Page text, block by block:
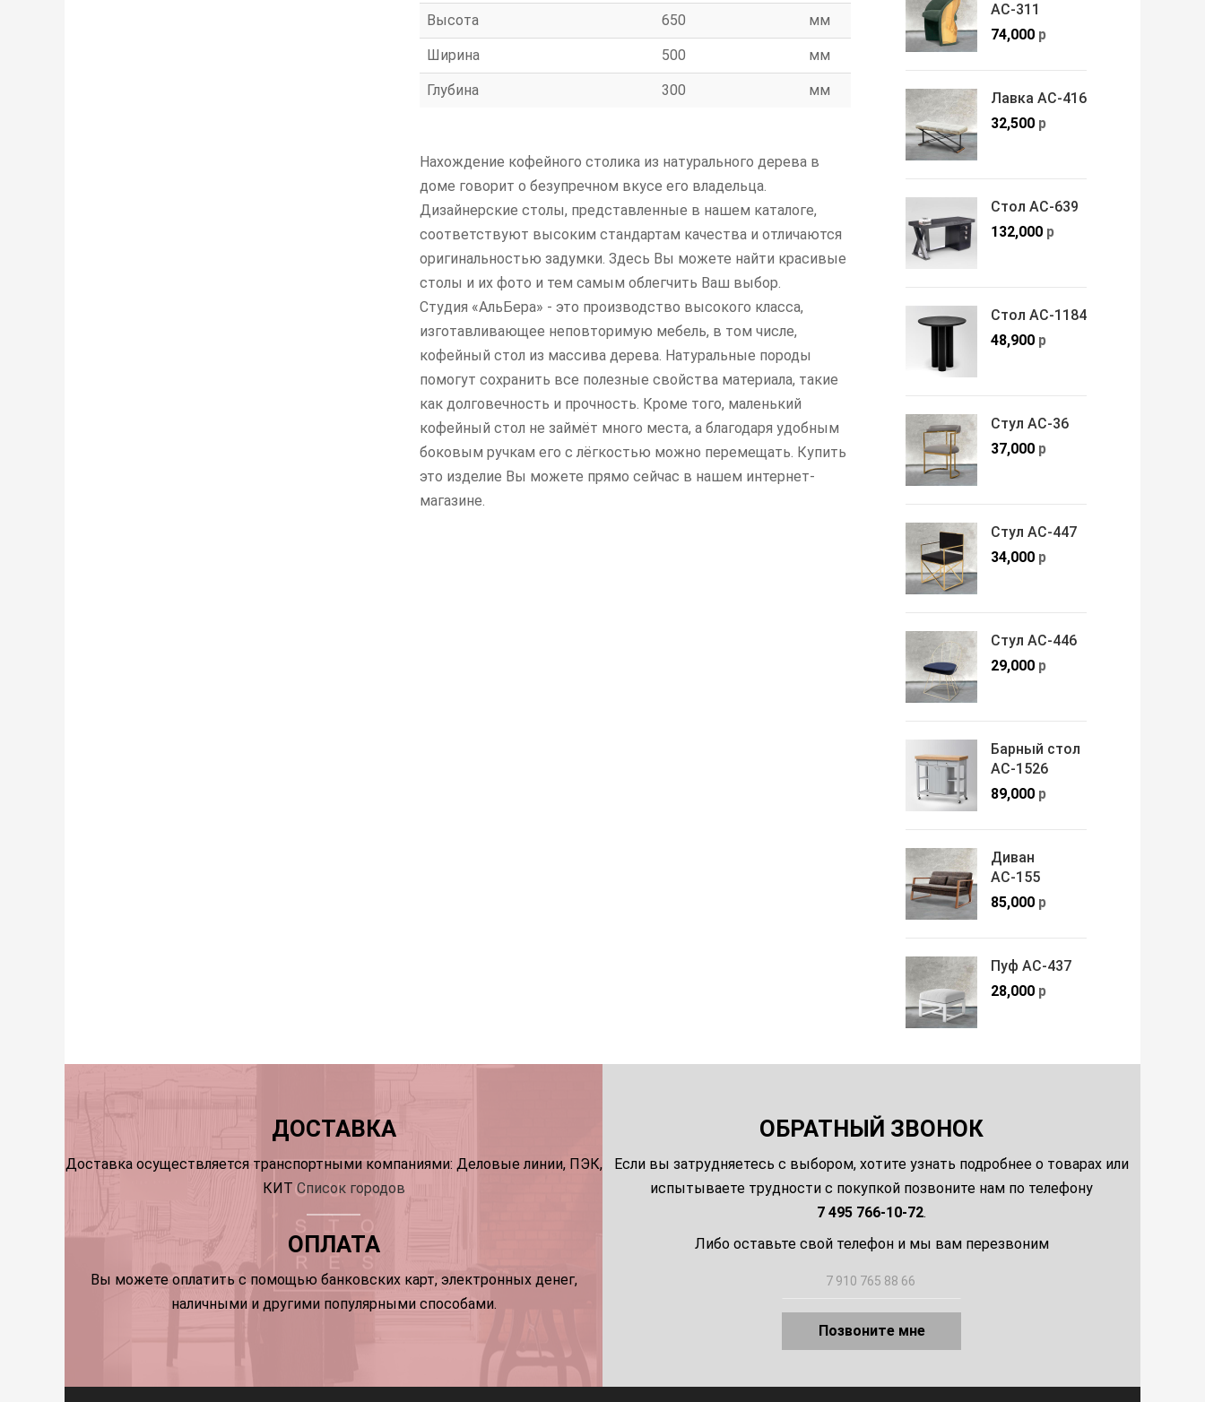
Высота 650 мм
Ширина 500 мм
Глубина 300 мм
Нахождение кофейного столика из натурального дерева в
доме говорит о безупречном вкусе его владельца.
Дизайнерские столы, представленные в нашем каталоге,
соответствуют высоким стандартам качества и отличаются
оригинальностью задумки. Здесь Вы можете найти красивые
столы и их фото и тем самым облегчить Ваш выбор.
Студия «АльБера» - это производство высокого класса,
изготавливающее неповторимую мебель, в том числе,
кофейный стол из массива дерева. Натуральные породы
помогут сохранить все полезные свойства материала, такие
как долговечность и прочность. Кроме того, маленький
кофейный стол не займёт много места, а благодаря удобным
боковым ручкам его с лёгкостью можно перемещать. Купить
это изделие Вы можете прямо сейчас в нашем интернет-
магазине.
АС-311
74,000р
Лавка АС-416
32,500р
Стол АС-639
132,000р
Стол АС-1184
48,900р
Стул АС-36
37,000р
Стул АС-447
34,000р
Стул АС-446
29,000р
Барный стол
АС-1526
89,000р
Диван
АС-155
85,000р
Пуф АС-437
28,000р
ДОСТАВКА
Доставка осуществляется транспортными компаниями: Деловые линии, ПЭК,
КИТСписок городов
ОПЛАТА
Вы можете оплатить с помощью банковских карт, электронных денег,
наличными и другими популярными способами.
ОБРАТНЫЙ ЗВОНОК
Если вы затрудняетесь с выбором, хотите узнать подробнее о товарах или
испытываете трудности с покупкой позвоните нам по телефону
7 495 766-10-72.
Либо оставьте свой телефон и мы вам перезвоним
Позвоните мне